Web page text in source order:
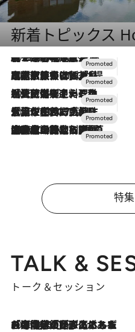
新着トピックス
2026.8.7
【トンボの足水浴】ヒノキの香りに包まれて涼感マックス！約13℃の湧水かけ流しを避暑地「星野温泉 トンボの湯」で体験
2026.7.31
【ホテル帰省】という選択肢をOMOが提案。家族とほどよい距離を保つには「昼は実家、夜は気兼ねなくホテルで！」
2026.7.24
【夏限定ディナーコース】旬を迎える稚鮎や花ズッキーニなどをイタリア・トスカーナの郷土料理の手法で満喫！
2026.7.17
「土佐和ハーブかき氷」がOMO7高知に登場！生姜、山椒、大葉など目にも舌にも涼を呼ぶ郷土の味
2026.7.10
NEW OPEN！【界 草津】名湯の地に誕生。趣の異なる2種の温泉と上州ならではの会席・蕎麦割烹など美食を味わう究極の癒やし旅
特
TALK &
トーク＆セッション
2026.8.3
「今後値上げがあるとすれば…」「リスクがあるのは今年の冬」エネルギー専門家が語る、ホルムズ海峡封鎖が家庭にもたらす“ある心配”